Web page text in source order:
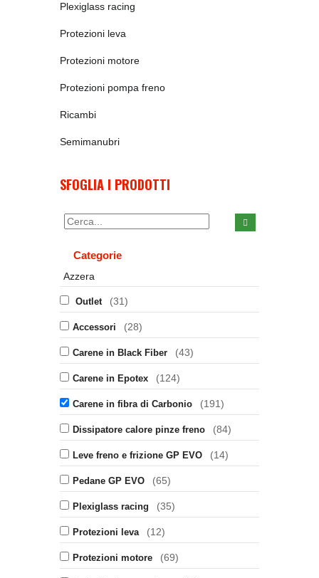
Plexiglass racing
Protezioni leva
Protezioni motore
Protezioni pompa freno
Ricambi
Semimanubri
SFOGLIA I PRODOTTI
Categorie
Azzera
Outlet (31)
Accessori (28)
Carene in Black Fiber (43)
Carene in Epotex (124)
Carene in fibra di Carbonio (191)
Dissipatore calore pinze freno (84)
Leve freno e frizione GP EVO (14)
Pedane GP EVO (65)
Plexiglass racing (35)
Protezioni leva (12)
Protezioni motore (69)